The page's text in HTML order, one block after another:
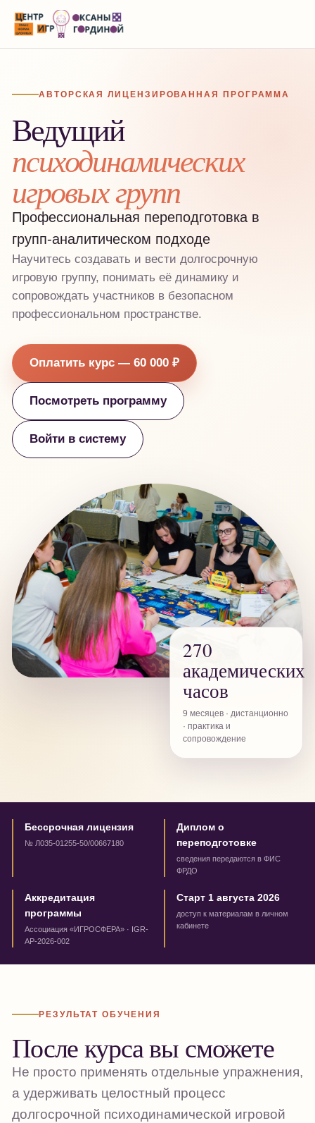
АВТОРСКАЯ ЛИЦЕНЗИРОВАННАЯ ПРОГРАММА
Ведущий
психодинамических
игровых групп
Профессиональная переподготовка в
групп-аналитическом подходе
Научитесь создавать и вести долгосрочную
игровую группу, понимать её динамику и
сопровождать участников в безопасном
профессиональном пространстве.
Оплатить курс — 60 000 ₽
Посмотреть программу
Войти в систему
270
академических
часов
9 месяцев · дистанционно
· практика и
сопровождение
Бессрочная лицензия
№ Л035-01255-50/00667180
Диплом о
переподготовке
сведения передаются в ФИС
ФРДО
Аккредитация
программы
Ассоциация «ИГРОСФЕРА» · IGR-
AP-2026-002
Старт 1 августа 2026
доступ к материалам в личном
кабинете
РЕЗУЛЬТАТ ОБУЧЕНИЯ
После курса вы сможете
Не просто применять отдельные упражнения,
а удерживать целостный процесс
долгосрочной психодинамической игровой